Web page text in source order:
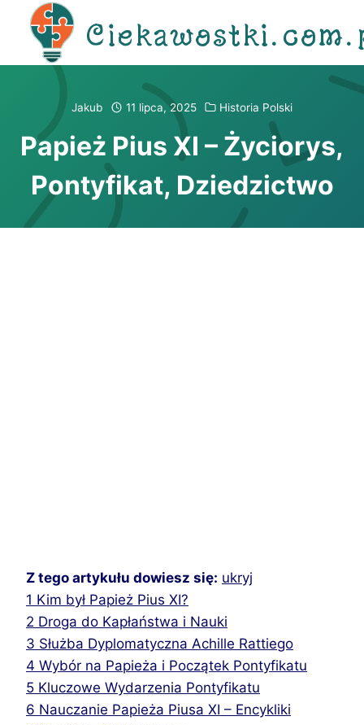
Przejdź
Jakub 11 lipca, 2025 Historia Polski
Papież Pius XI – Życiorys,
Pontyfikat, Dziedzictwo
Z tego artykułu dowiesz się: ukryj
1 Kim był Papież Pius XI?
2 Droga do Kapłaństwa i Nauki
3 Służba Dyplomatyczna Achille Rattiego
4 Wybór na Papieża i Początek Pontyfikatu
5 Kluczowe Wydarzenia Pontyfikatu
6 Nauczanie Papieża Piusa XI – Encykliki